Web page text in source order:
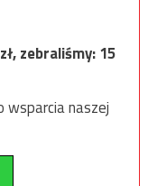
zł, zebraliśmy:15
wsparcia naszej